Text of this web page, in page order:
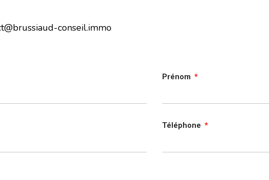
conseil.immo
Prénom
Téléphone